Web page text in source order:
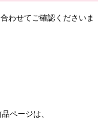
わせてご確認くださいま
ページは、